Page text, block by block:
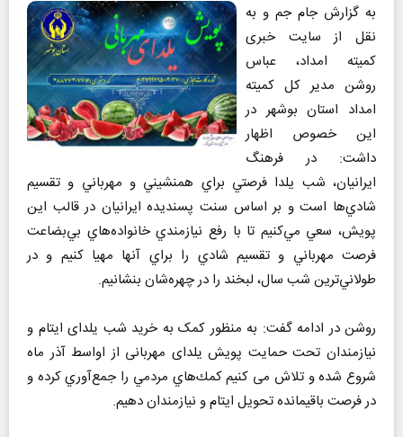
به گزارش جام جم و به
نقل از سایت خبری
كميته امداد، عباس
روشن مدیر کل کمیته
امداد استان بوشهر در
این خصوص اظهار
داشت: در فرهنگ
ايرانيان، شب يلدا فرصتي براي همنشيني و مهرباني و تقسيم
شادي‌ها است و بر اساس سنت پسنديده ايرانيان در قالب اين
پويش، سعي مي‌كنيم تا با رفع نيازمندي خانواده‌هاي بي‌بضاعت
فرصت مهرباني و تقسيم شادي را براي آنها مهيا كنيم و در
طولاني‌ترين شب سال، لبخند را در چهره‌شان بنشانيم.
روشن در ادامه گفت: به منظور کمک به خرید شب یلدای ایتام و
نیازمندان تحت حمایت پويش یلدای مهربانی از اواسط آذر ماه
شروع شده و تلاش می کنیم كمك‌هاي مردمي را جمع‌آوري كرده و
در فرصت باقيمانده تحويل ايتام و نيازمندان دهيم.